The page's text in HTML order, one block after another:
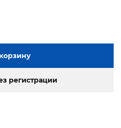
регистрации